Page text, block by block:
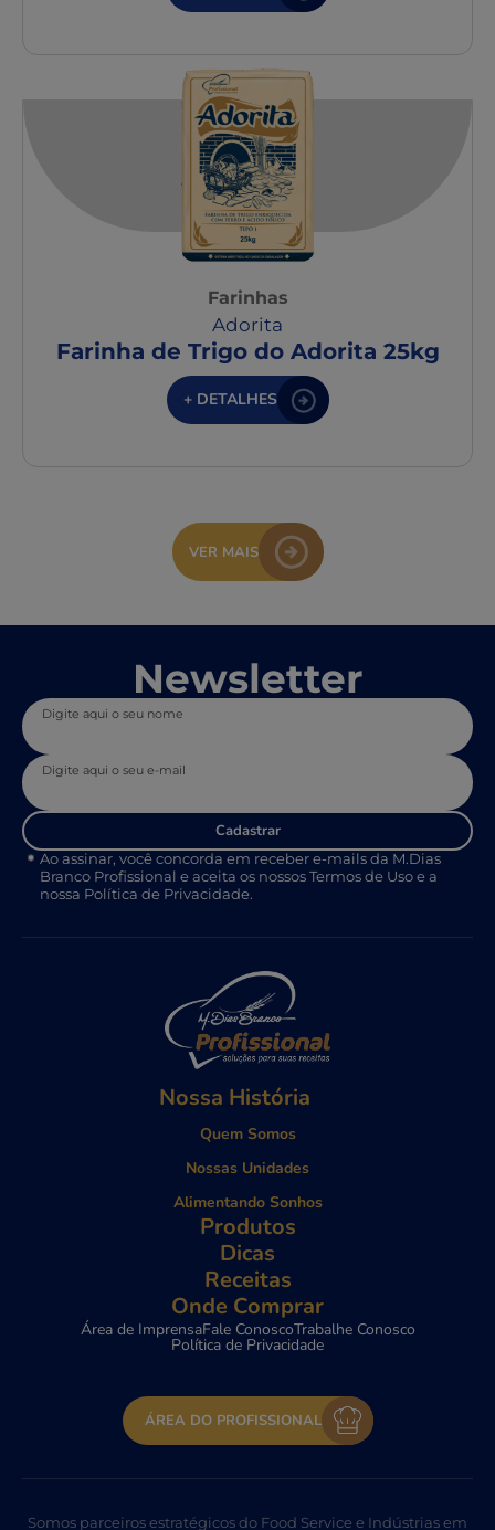
Farinhas
Adorita
Farinha de Trigo do Adorita 25kg
+ DETALHES
VER MAIS
Newsletter
Digite aqui o seu nome
Digite aqui o seu e-mail
Cadastrar
Ao assinar, você concorda em receber e-mails da M.Dias
Branco Profissional e aceita os nossos Termos de Uso e a
nossa Política de Privacidade.
Nossa História
Quem Somos
Nossas Unidades
Alimentando Sonhos
Produtos
Dicas
Receitas
Onde Comprar
Área de ImprensaFale ConoscoTrabalhe Conosco
Política de Privacidade
ÁREA DO PROFISSIONAL
Somos parceiros estratégicos do Food Service e Indústrias em